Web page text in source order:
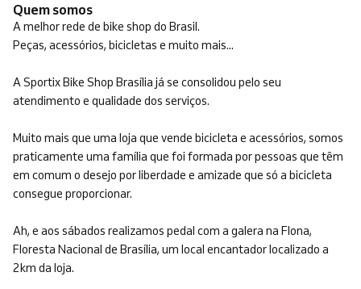
Quem somos
A melhor rede de bike shop do Brasil.
Peças, acessórios, bicicletas e muito mais...
A Sportix Bike Shop Brasília já se consolidou pelo seu
atendimento e qualidade dos serviços.
Muito mais que uma loja que vende bicicleta e acessórios, somos
praticamente uma família que foi formada por pessoas que têm
em comum o desejo por liberdade e amizade que só a bicicleta
consegue proporcionar.
Ah, e aos sábados realizamos pedal com a galera na Flona,
Floresta Nacional de Brasília, um local encantador localizado a
2km da loja.